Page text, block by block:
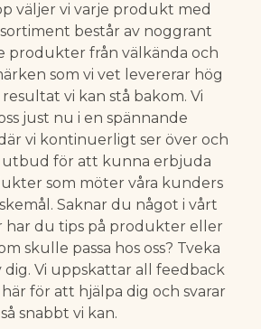
väljer vi varje produkt med
består av noggrant
produkter från välkända och
som vi vet levererar hög
vi kan stå bakom. Vi
just nu i en spännande
vi kontinuerligt ser över och
för att kunna erbjuda
som möter våra kunders
Saknar du något i vårt
har du tips på produkter eller
skulle passa hos oss? Tveka
dig. Vi uppskattar all feedback
för att hjälpa dig och svarar
så snabbt vi kan.